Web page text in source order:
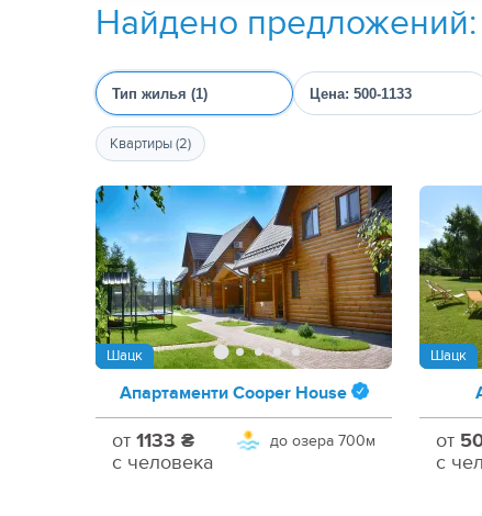
Найдено предложений:
Тип жилья (1) Цена: 500-1133
Квартиры (2)
Шацк
Апартаменти Cooper House
до озера 700м
от 1133 ₴
с человека
Шацк
от
с